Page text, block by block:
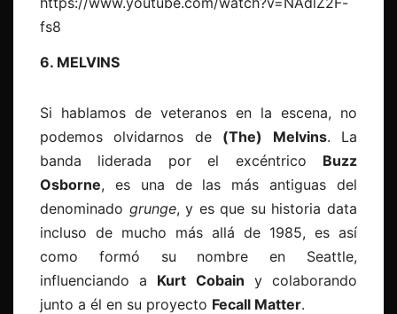
fs8
6. MELVINS
Si hablamos de veteranos en la escena, no
podemos olvidarnos de (The) Melvins. La
banda liderada por el excéntrico Buzz
Osborne, es una de las más antiguas del
denominado grunge, y es que su historia data
incluso de mucho más allá de 1985, es así
como formó su nombre en Seattle,
influenciando a Kurt Cobain y colaborando
junto a él en su proyecto Fecall Matter.